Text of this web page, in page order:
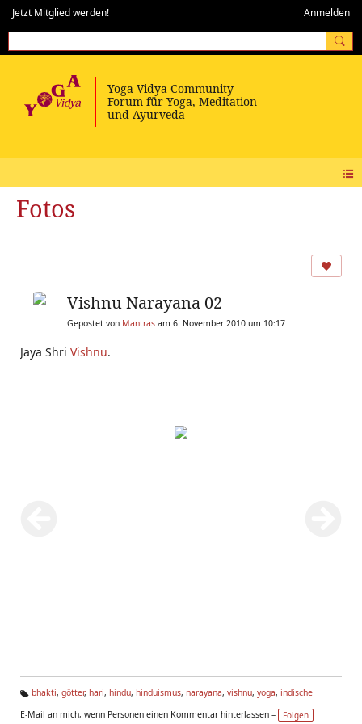
Jetzt Mitglied werden! Anmelden
Fotos
Vishnu Narayana 02
Gepostet von Mantras am 6. November 2010 um 10:17
Jaya Shri Vishnu.
g
bhakti, götter, hari, hindu, hinduismus, narayana, vishnu, yoga, indische
E-Mail an mich, wenn Personen einen Kommentar hinterlassen –
Folgen